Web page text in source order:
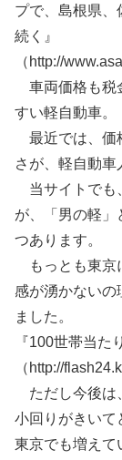
プで、島根県、
続く』
（http://
車両価格も税
すい軽自動車。
最近では、価
さが、軽自動車
当サイトでも
が、「男の軽」
つあります。
もっとも東京
感が湧かないの
ました。
『100世帯当た
（http://
ただし今後は
小回りがきいて
東京でも増えて